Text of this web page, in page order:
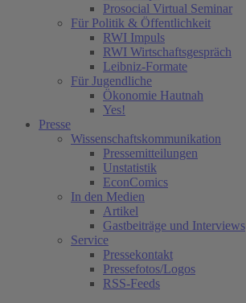
Prosocial Virtual Seminar
Für Politik & Öffentlichkeit
RWI Impuls
RWI Wirtschaftsgespräch
Leibniz-Formate
Für Jugendliche
Ökonomie Hautnah
Yes!
Presse
Wissenschaftskommunikation
Pressemitteilungen
Unstatistik
EconComics
In den Medien
Artikel
Gastbeiträge und Interviews
Service
Pressekontakt
Pressefotos/Logos
RSS-Feeds